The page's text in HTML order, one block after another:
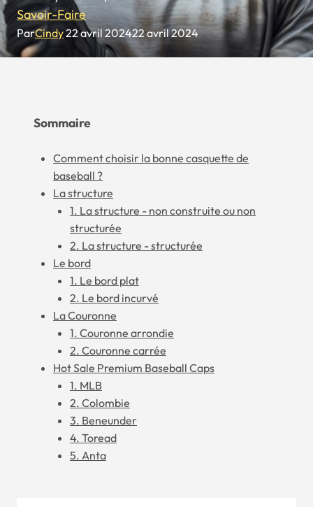
Savoir-Faire
ParCindy22 avril 202422 avril 2024
Sommaire
Comment choisir la bonne casquette de
baseball ?
La structure
1. La structure - non construite ou non
structurée
2. La structure - structurée
Le bord
1. Le bord plat
2. Le bord incurvé
La Couronne
1. Couronne arrondie
2. Couronne carrée
Hot Sale Premium Baseball Caps
1. MLB
2. Colombie
3. Beneunder
4. Toread
5. Anta